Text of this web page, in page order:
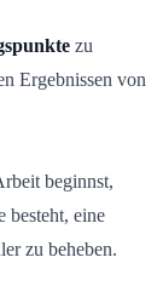
zu
Ergebnissen von
beginnst,
besteht, eine
zu beheben.